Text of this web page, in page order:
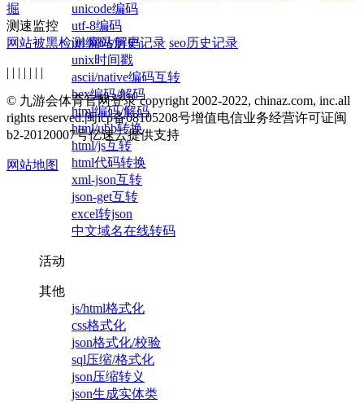
unicode编码
utf-8编码
url编码/解码
unix时间戳
ascii/native编码互转
hex编码/解码
html编码/解码
html/ubb转换
html/js互转
html代码转换
xml-json互转
json-get互转
excel转json
中文域名在线转码
活动
其他
js/html格式化
css格式化
json格式化/校验
sql压缩/格式化
json压缩转义
json生成实体类
掘
测速监控
网站被黑检测 网站历史记录 seo历史记录
| | | | | | |
© 九游会体育官网登录 copyright 2002-2022, chinaz.com, inc.all
rights reserved.闽icp备08105208号增值电信业务经营许可证闽
b2-20120007号亿速云提供支持
网站地图